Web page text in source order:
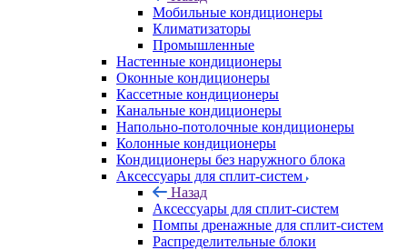
Мобильные кондиционеры
Климатизаторы
Промышленные
Настенные кондиционеры
Оконные кондиционеры
Кассетные кондиционеры
Канальные кондиционеры
Напольно-потолочные кондиционеры
Колонные кондиционеры
Кондиционеры без наружного блока
Аксессуары для сплит-систем
Назад
Аксессуары для сплит-систем
Помпы дренажные для сплит-систем
Распределительные блоки